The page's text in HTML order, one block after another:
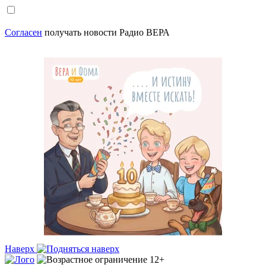
Согласен получать новости Радио ВЕРА
Наверх